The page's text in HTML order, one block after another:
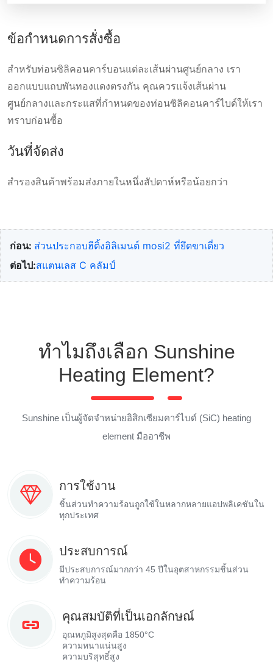
ชิ้นส่วนทำความร้อน Sic ประเภท SG คืออะไร? ชิ้นส่วนทำความ
ร้อน Sic ประเภท SG ที่มีลักษณะเป็นสายโค้งถูกทำจากซิลิคอน
ร้อนลดพื้นที่ส่วนตัด ซึ่งมันให้อัตราความต้านทานทางไฟฟ้าเพื่อ
ทำให้ส่วนปลายเย็นและโซนร้อนร้อน ส่วนปลายเย็นพิเศษอาจจะ
[…]
ข้อกําหนดการสั่งซื้อ
สําหรับท่อนซิลิคอนคาร์บอนแต่ละเส้นผ่านศูนย์กลาง เรา
ออกแบบแถบพันทองแดงตรงกัน คุณควรแจ้งเส้นผ่าน
ศูนย์กลางและกระแสที่กําหนดของท่อนซิลิคอนคาร์ไบด์ให้เรา
ทราบก่อนซื้อ
วันที่จัดส่ง
สํารองสินค้าพร้อมส่งภายในหนึ่งสัปดาห์หรือน้อยกว่า
ก่อน: ส่วนประกอบฮีติ้งอิลิเมนต์ mosi2 ที่ยึดขาเดี่ยว
ต่อไป:สแตนเลส C คลัมป์
ทำไมถึงเลือก Sunshine
Heating Element?
Sunshine เป็นผู้จัดจำหน่ายอิสิกเซียมคาร์ไบด์ (SiC) heating
element มืออาชีพ
การใช้งาน
ชิ้นส่วนทำความร้อนถูกใช้ในหลากหลายแอปพลิเคชันใน
ทุกประเทศ
ประสบการณ์
มีประสบการณ์มากกว่า 45 ปีในอุตสาหกรรมชิ้นส่วน
ทำความร้อน
คุณสมบัติที่เป็นเอกลักษณ์
อุณหภูมิสูงสุดคือ 1850°C
ความหนาแน่นสูง
ความบริสุทธิ์สูง